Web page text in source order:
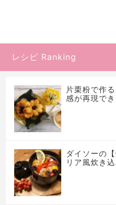
レシピ Ranking
片栗粉で作
感が再現で
ダイソーの
リア風炊き